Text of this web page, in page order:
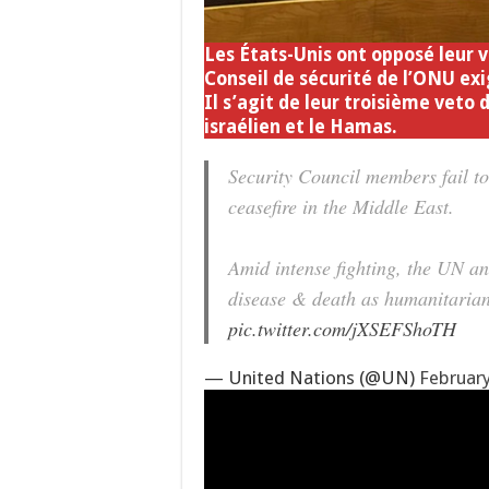
Les États-Unis ont opposé leur
Conseil de sécurité de l’ONU
Il s’agit de leur troisième veto
israélien et le Hamas.
Security Council members fail
ceasefire in the Middle East.
Amid intense fighting, the UN
disease & death as
pic.twitter.com/jXSEFShoTH
— United Nations (@UN)